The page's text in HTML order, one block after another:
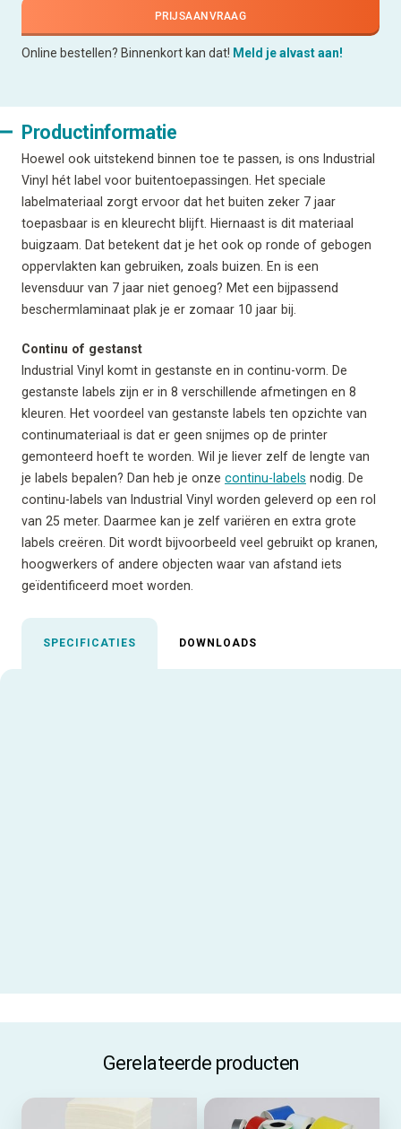
PRIJSAANVRAAG
Online bestellen? Binnenkort kan dat! Meld je alvast aan!
Productinformatie
Hoewel ook uitstekend binnen toe te passen, is ons Industrial
Vinyl hét label voor buitentoepassingen. Het speciale
labelmateriaal zorgt ervoor dat het buiten zeker 7 jaar
toepasbaar is en kleurecht blijft. Hiernaast is dit materiaal
buigzaam. Dat betekent dat je het ook op ronde of gebogen
oppervlakten kan gebruiken, zoals buizen. En is een
levensduur van 7 jaar niet genoeg? Met een bijpassend
beschermlaminaat plak je er zomaar 10 jaar bij.
Continu of gestanst
Industrial Vinyl komt in gestanste en in continu-vorm. De
gestanste labels zijn er in 8 verschillende afmetingen en 8
kleuren. Het voordeel van gestanste labels ten opzichte van
continumateriaal is dat er geen snijmes op de printer
gemonteerd hoeft te worden. Wil je liever zelf de lengte van
je labels bepalen? Dan heb je onze continu-labels nodig. De
continu-labels van Industrial Vinyl worden geleverd op een rol
van 25 meter. Daarmee kan je zelf variëren en extra grote
labels creëren. Dit wordt bijvoorbeeld veel gebruikt op kranen,
hoogwerkers of andere objecten waar van afstand iets
geïdentificeerd moet worden.
SPECIFICATIES DOWNLOADS
Gerelateerde producten